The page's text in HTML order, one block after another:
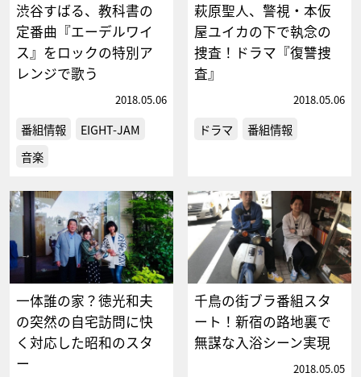
渋谷すばる、教科書の
定番曲『エーデルワイ
ス』をロックの特別ア
レンジで歌う
2018.05.06
番組情報
EIGHT-JAM
音楽
萩原聖人、警視・本仮
屋ユイカの下で執念の
捜査！ドラマ『復讐捜
査』
2018.05.06
ドラマ 番組情報
一体誰の家？徳光和夫
の突然の自宅訪問に快
く対応した昭和のスタ
ー
千鳥の街ブラ番組スタ
ート！新宿の路地裏で
無謀な入浴シーン実現
2018.05.05